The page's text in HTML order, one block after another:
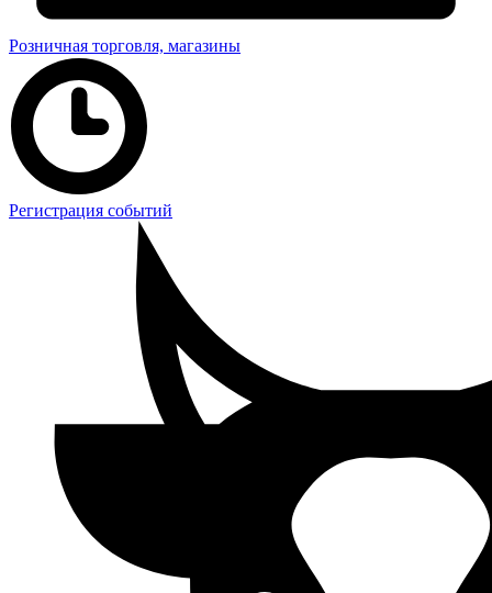
Розничная торговля, магазины
Регистрация событий